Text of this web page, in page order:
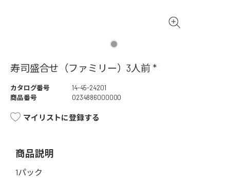
寿司盛合せ（ファミリー）3人前 *
カタログ番号
14-45-24201
商品番号
0234886000000
マイリストに登録する
商品説明
1パック